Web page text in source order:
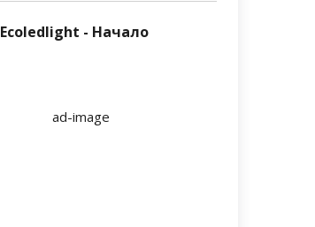
Ecoledlight - Начало